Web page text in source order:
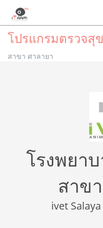
โปรแกรมตรวจสุ
สาขา ศาลายา
โรงพยา
สาข
ivet